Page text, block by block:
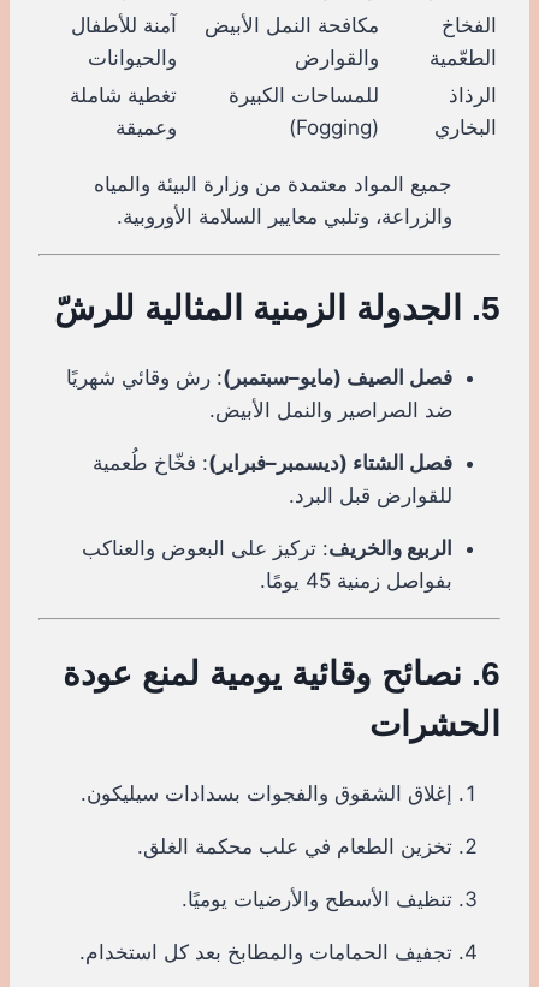
الفخاخ
الطعّمية
مكافحة النمل الأبيض
والقوارض
آمنة للأطفال
والحيوانات
الرذاذ
البخاري
للمساحات الكبيرة
(Fogging)
تغطية شاملة
وعميقة
جميع المواد معتمدة من وزارة البيئة والمياه
والزراعة، وتلبي معايير السلامة الأوروبية.
5. الجدولة الزمنية المثالية للرشّ
فصل الصيف (مايو–سبتمبر): رش وقائي شهريًا
ضد الصراصير والنمل الأبيض.
فصل الشتاء (ديسمبر–فبراير): فخّاخ طُعمية
للقوارض قبل البرد.
الربيع والخريف: تركيز على البعوض والعناكب
بفواصل زمنية 45 يومًا.
6. نصائح وقائية يومية لمنع عودة
الحشرات
إغلاق الشقوق والفجوات بسدادات سيليكون.
تخزين الطعام في علب محكمة الغلق.
تنظيف الأسطح والأرضيات يوميًا.
تجفيف الحمامات والمطابخ بعد كل استخدام.